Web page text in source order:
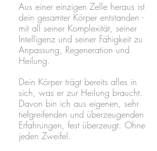
Aus einer einzigen Zelle heraus ist
dein gesamter Körper entstanden -
mit all seiner Komplexität, seiner
Intelligenz und seiner Fähigkeit zu
Anpassung, Regeneration und
Heilung.
Dein Körper trägt bereits alles in
sich, was er zur Heilung braucht.
Davon bin ich aus eigenen, sehr
tiefgreifenden und überzeugenden
Erfahrungen, fest überzeugt. Ohne
jeden Zweifel.